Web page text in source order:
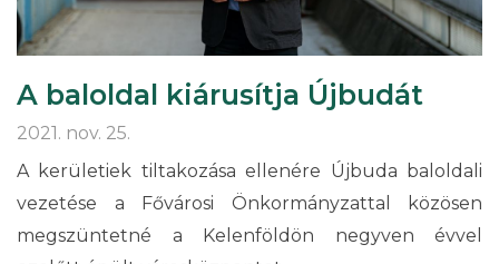
A baloldal kiárusítja Újbudát
2021. nov. 25.
A kerületiek tiltakozása ellenére Újbuda baloldali
vezetése a Fővárosi Önkormányzattal közösen
megszüntetné a Kelenföldön negyven évvel